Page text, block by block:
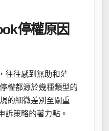
停權原因
往往感到無助和茫
權都源於幾種類型的
的細微差別至關重
訴策略的著力點。